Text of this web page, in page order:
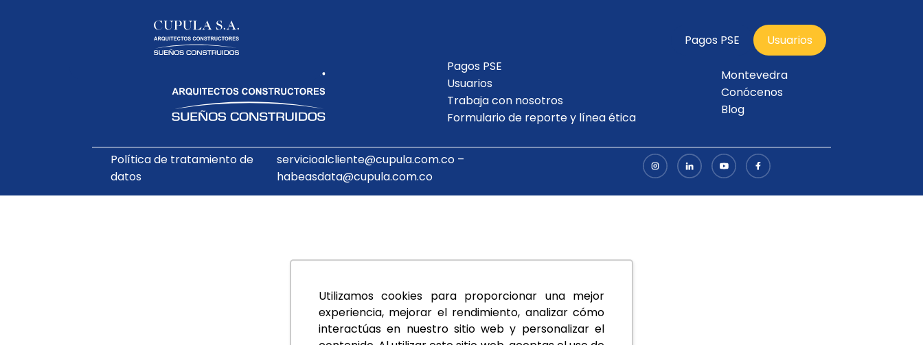
Utilizamos cookies para proporcionar una mejor
experiencia, mejorar el rendimiento, analizar cómo
interactúas en nuestro sitio web y personalizar el
Pagos PSE
Usuarios
Pagos PSE
Usuarios
Trabaja con nosotros
Formulario de reporte y línea ética
Montevedra
Conócenos
Blog
Política de tratamiento de
datos
servicioalcliente@cupula.com.co –
habeasdata@cupula.com.co